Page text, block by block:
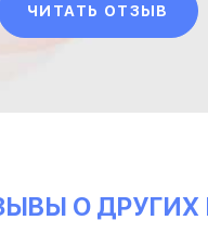
ЧИТАТЬ ОТЗЫВ
О